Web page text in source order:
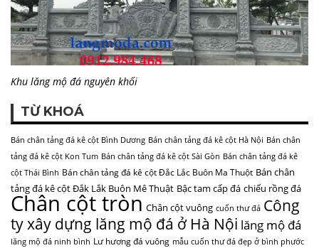
Khu lăng mộ đá nguyên khối
TỪ KHOÁ
Bán chân tảng đá kê cột Bình Dương Bán chân tảng đá kê cột Hà Nội Bán chân
tảng đá kê cột Kon Tum Bán chân tảng đá kê cột Sài Gòn Bán chân tảng đá kê
cột Thái Bình Bán chân tảng đá kê cột Đắc Lắc Buôn Ma Thuột Bán chân
tảng đá kê cột Đắk Lắk Buôn Mê Thuật Bậc tam cấp đá chiếu rồng đá
Chân cột tròn Chân cột vuông cuốn thư đá Công
ty xây dựng lăng mộ đá ở Hà Nội lăng mộ đá
lăng mộ đá ninh bình Lư hương đá vuông mẫu cuốn thư đá đẹp ở bình phước